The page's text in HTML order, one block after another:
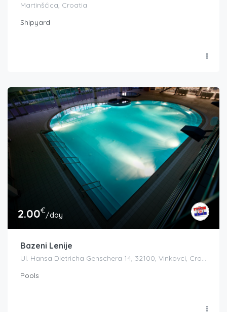
Martinšćica, Croatia
Shipyard
2.00€/day
Bazeni Lenije
Ul. Hansa Dietricha Genschera 14, 32100, Vinkovci, Croatia
Pools